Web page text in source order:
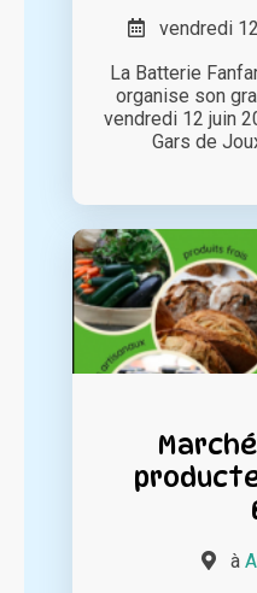
vendredi
La Batterie
organise son
vendredi 12 juin
Gars de
Marché
à